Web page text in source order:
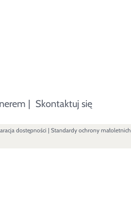
| Skontaktuj się
dostępności | Standardy ochrony małoletnich